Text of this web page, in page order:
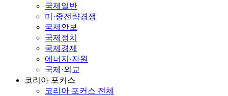
국제일반
미·중전략경쟁
국제안보
국제정치
국제경제
에너지·자원
국제·외교
코리아 포커스
코리아 포커스 전체